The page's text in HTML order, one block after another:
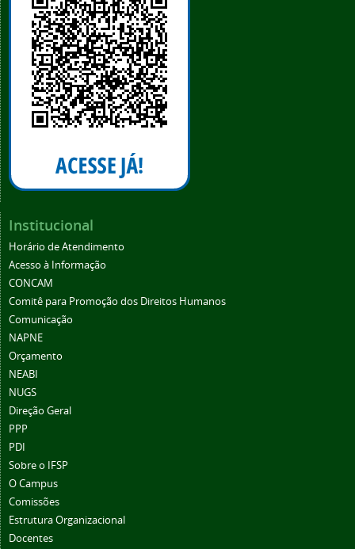
Institucional
Horário de Atendimento
Acesso à Informação
CONCAM
Comitê para Promoção dos Direitos Humanos
Comunicação
NAPNE
Orçamento
NEABI
NUGS
Direção Geral
PPP
PDI
Sobre o IFSP
O Campus
Comissões
Estrutura Organizacional
Docentes